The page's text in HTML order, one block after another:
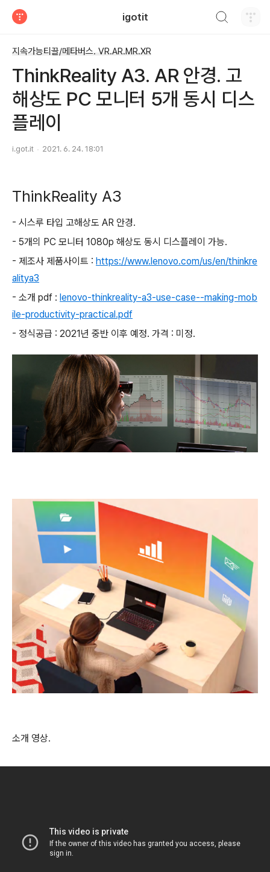
igotit
지속가능티끌/메타버스. VR.AR.MR.XR
ThinkReality A3. AR 안경. 고
해상도 PC 모니터 5개 동시 디스
플레이
i.got.it 2021. 6. 24. 18:01
ThinkReality A3
- 시스루 타입 고해상도 AR 안경.
- 5개의 PC 모니터 1080p 해상도 동시 디스플레이 가능.
- 제조사 제품사이트 : https://www.lenovo.com/us/en/thinkre
alitya3
- 소개 pdf : lenovo-thinkreality-a3-use-case--making-mob
ile-productivity-practical.pdf
- 정식공급 : 2021년 중반 이후 예정. 가격 : 미정.
소개 영상.